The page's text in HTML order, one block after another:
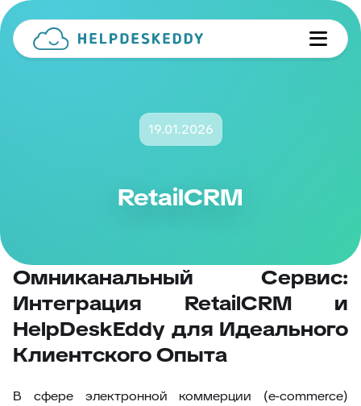
19.01.2026
RetailCRM
Омниканальный Сервис:
Интеграция RetailCRM и
HelpDeskEddy для Идеального
Клиентского Опыта
В сфере электронной коммерции (e-commerce)